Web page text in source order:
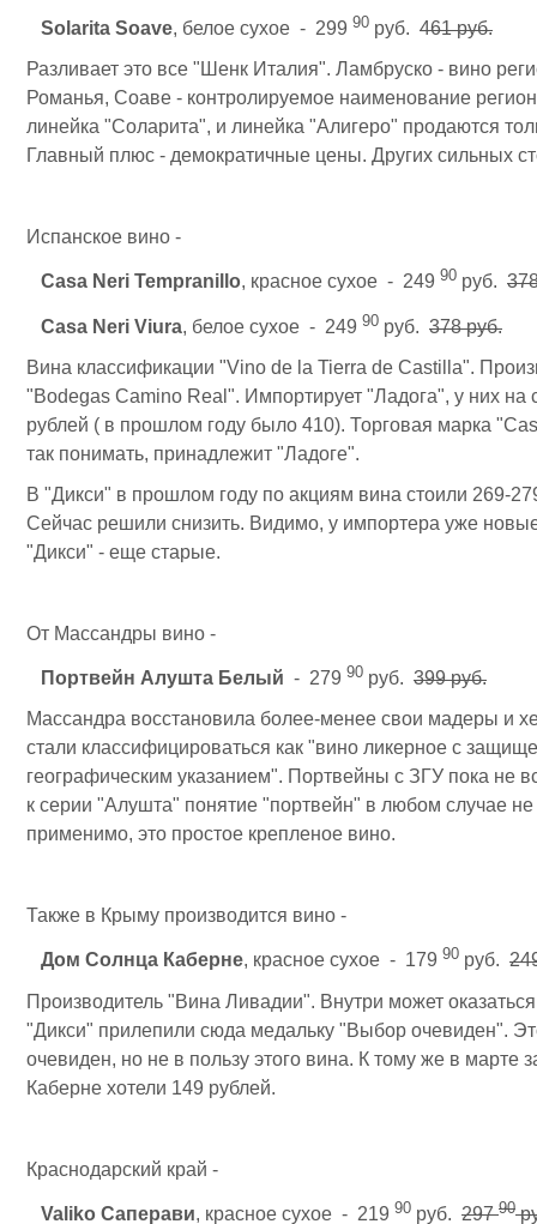
Solarita Soave, белое сухое - 299 90 руб. 461 руб.
Разливает это все "Шенк Италия". Ламбруско - вино
Романья, Соаве - контролируемое наименование
линейка "Соларита", и линейка "Алигеро" продаются
Главный плюс - демократичные цены. Других сильных
Испанское вино -
Casa Neri Tempranillo, красное сухое - 249 90 руб.
Casa Neri Viura, белое сухое - 249 90 руб. 378 руб.
Вина классификации "Vino de la Tierra de Castilla".
"Bodegas Camino Real". Импортирует "Ладога", у них на
рублей ( в прошлом году было 410). Торговая марка
так понимать, принадлежит "Ладоге".
В "Дикси" в прошлом году по акциям вина стоили 269-
Сейчас решили снизить. Видимо, у импортера уже
"Дикси" - еще старые.
От Массандры вино -
Портвейн Алушта Белый - 279 90 руб. 399 руб.
Массандра восстановила более-менее свои мадеры и
стали классифицироваться как "вино ликерное с
географическим указанием". Портвейны с ЗГУ пока не
к серии "Алушта" понятие "портвейн" в любом случае не
применимо, это простое крепленое вино.
Также в Крыму производится вино -
Дом Солнца Каберне, красное сухое - 179 90 руб.
Производитель "Вина Ливадии". Внутри может
"Дикси" прилепили сюда медальку "Выбор очевиден".
очевиден, но не в пользу этого вина. К тому же в марте
Каберне хотели 149 рублей.
Краснодарский край -
Valiko Саперави, красное сухое - 219 90 руб. 29790